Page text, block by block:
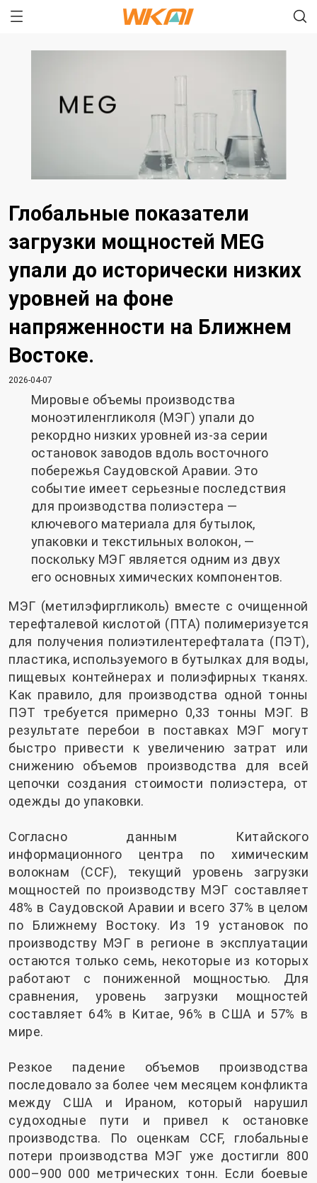
Глобальные показатели
загрузки мощностей MEG
упали до исторически низких
уровней на фоне
напряженности на Ближнем
Востоке.
2026-04-07
Мировые объемы производства
моноэтиленгликоля (МЭГ) упали до
рекордно низких уровней из-за серии
остановок заводов вдоль восточного
побережья Саудовской Аравии. Это
событие имеет серьезные последствия
для производства полиэстера —
ключевого материала для бутылок,
упаковки и текстильных волокон, —
поскольку МЭГ является одним из двух
его основных химических компонентов.
МЭГ (метилэфиргликоль) вместе с очищенной
терефталевой кислотой (ПТА) полимеризуется
для получения полиэтилентерефталата (ПЭТ),
пластика, используемого в бутылках для воды,
пищевых контейнерах и полиэфирных тканях.
Как правило, для производства одной тонны
ПЭТ требуется примерно 0,33 тонны МЭГ. В
результате перебои в поставках МЭГ могут
быстро привести к увеличению затрат или
снижению объемов производства для всей
цепочки создания стоимости полиэстера, от
одежды до упаковки.
Согласно данным Китайского
информационного центра по химическим
волокнам (CCF), текущий уровень загрузки
мощностей по производству МЭГ составляет
48% в Саудовской Аравии и всего 37% в целом
по Ближнему Востоку. Из 19 установок по
производству МЭГ в регионе в эксплуатации
остаются только семь, некоторые из которых
работают с пониженной мощностью. Для
сравнения, уровень загрузки мощностей
составляет 64% в Китае, 96% в США и 57% в
мире.
Резкое падение объемов производства
последовало за более чем месяцем конфликта
между США и Ираном, который нарушил
судоходные пути и привел к остановке
производства. По оценкам CCF, глобальные
потери производства МЭГ уже достигли 800
000–900 000 метрических тонн. Если боевые